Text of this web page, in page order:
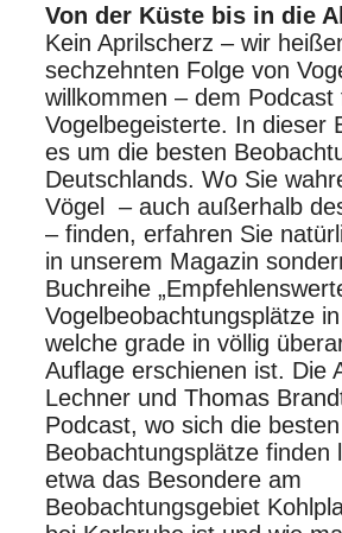
Von der Küste bis in die
Kein Aprilscherz – wir
sechzehnten Folge von
willkommen – dem Podcast
Vogelbegeisterte. In dieser
es um die besten
Deutschlands. Wo Sie
Vögel – auch außerhalb
– finden, erfahren Sie
in unserem Magazin
Buchreihe
Vogelbeobachtungsplätze
welche grade in völlig
Auflage erschienen ist. Die
Lechner und Thomas
Podcast, wo sich die besten
Beobachtungsplätze finden
etwa das Besondere am
Beobachtungsgebiet